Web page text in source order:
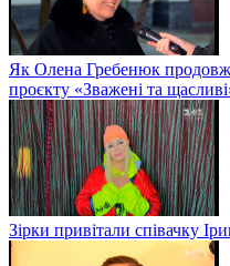
Як Олена Гребенюк
проєкту «Зважені та
Зірки привітали співачку